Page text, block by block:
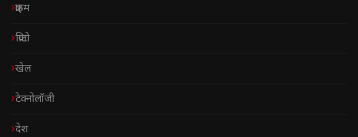
क्राइम
क्रिप्टो
खेल
टेक्नोलॉजी
देश